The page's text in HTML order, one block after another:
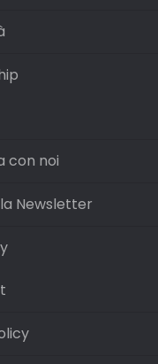
con noi
Newsletter